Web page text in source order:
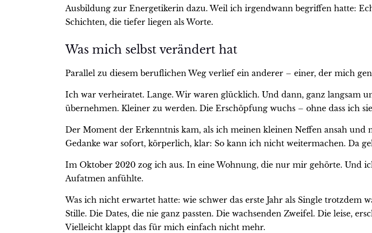
Ausbildung zur Energetikerin dazu. Weil ich irgendwann begriffen hatte:
Schichten, die tiefer liegen als Worte.
Was mich selbst verändert hat
Parallel zu diesem beruflichen Weg verlief ein anderer – einer, der mich
Ich war verheiratet. Lange. Wir waren glücklich. Und dann, ganz langsam
übernehmen. Kleiner zu werden. Die Erschöpfung wuchs – ohne dass ich
Der Moment der Erkenntnis kam, als ich meinen kleinen Neffen ansah
Gedanke war sofort, körperlich, klar: So kann ich nicht weitermachen. Da
Im Oktober 2020 zog ich aus. In eine Wohnung, die nur mir gehörte. Und
Aufatmen anfühlte.
Was ich nicht erwartet hatte: wie schwer das erste Jahr als Single trotzdem
Stille. Die Dates, die nie ganz passten. Die wachsenden Zweifel. Die leise,
Vielleicht klappt das für mich einfach nicht mehr.